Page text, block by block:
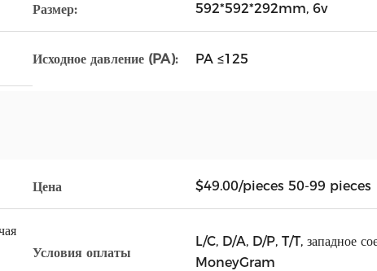
Размер: 592*592*292mm, 6v
Исходное давление (PA): PA ≤125
Цена $49.00/pieces 50-99 pieces
Условия оплаты
L/C, D/A, D/P, T/T, западное
MoneyGram